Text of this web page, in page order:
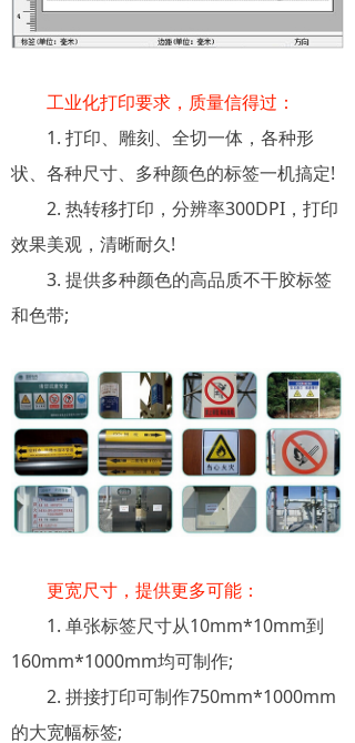
工业化打印要求，质量信得过：
1. 打印、雕刻、全切一体，各种形
状、各种尺寸、多种颜色的标签一机搞定!
2. 热转移打印，分辨率300DPI，打印
效果美观，清晰耐久!
3. 提供多种颜色的高品质不干胶标签
和色带;
更宽尺寸，提供更多可能：
1. 单张标签尺寸从10mm*10mm到
160mm*1000mm均可制作;
2. 拼接打印可制作750mm*1000mm
的大宽幅标签;